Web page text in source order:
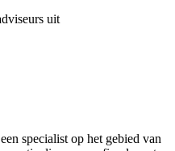
uit
specialist op het gebied van